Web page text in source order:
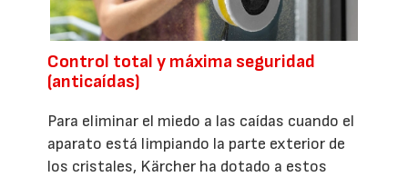
Control total y máxima seguridad
(anticaídas)
Para eliminar el miedo a las caídas cuando el
aparato está limpiando la parte exterior de
los cristales, Kärcher ha dotado a estos